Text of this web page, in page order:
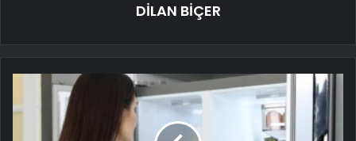
DİLAN BİÇER